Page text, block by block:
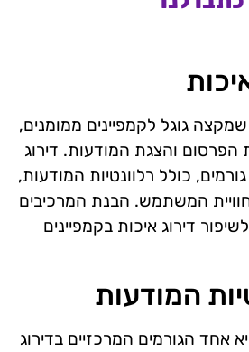
גוגל לקמפיינים ממומנים,
הפרסום והצגת המודעות. דירוג
כולל רלוונטיות המודעות,
המשתמש. הבנת המרכיבים
דירוג איכות בקמפיינים
המודעות
אחד הגורמים המרכזיים בדירוג